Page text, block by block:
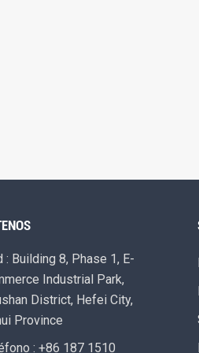
: Building 8, Phase 1, E-
Industrial Park,
District, Hefei City,
Province
: +86 187 1510